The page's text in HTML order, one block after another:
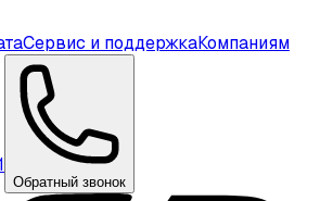
Сервис и поддержкаКомпаниям
Обратный звонок